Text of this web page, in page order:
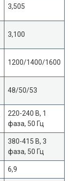
3,505
3,100
1200/1400/1600
48/50/53
220-240 В, 1
фаза, 50 Гц
380-415 В, 3
фаза, 50 Гц
6,9